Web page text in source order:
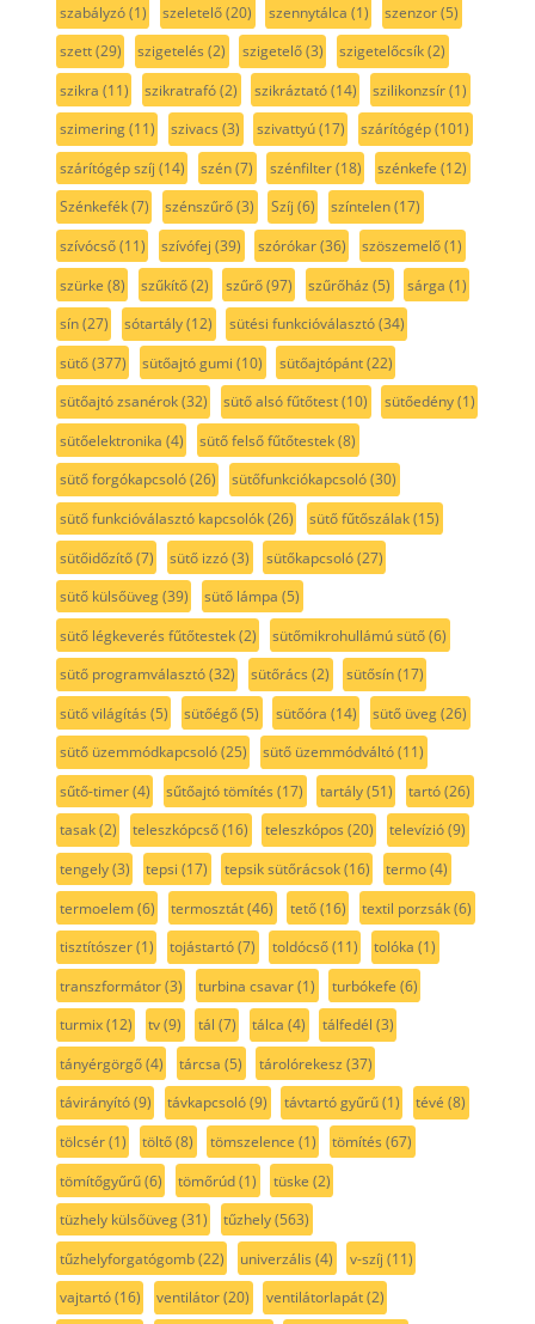
szabályzó(1) szeletelő(20) szennytálca (1) szenzor(5)
szett(29) szigetelés (2) szigetelő(3) szigetelőcsík(2)
szikra (11) szikratrafó(2) szikráztató(14) szilikonzsír(1)
szimering(11) szivacs (3) szivattyú(17) szárítógép(101)
szárítógép szíj (14) szén(7) szénfilter(18) szénkefe (12)
Szénkefék(7) szénszűrő(3) Szíj (6) színtelen(17)
szívócső(11) szívófej (39) szórókar(36) szöszemelő(1)
szürke (8) szűkítő(2) szűrő(97) szűrőház (5) sárga (1)
sín(27) sótartály(12) sütési funkcióválasztó(34)
sütő(377) sütőajtó gumi (10) sütőajtópánt(22)
sütőajtó zsanérok(32) sütő alsó fűtőtest(10) sütőedény(1)
sütőelektronika (4) sütő felső fűtőtestek(8)
sütő forgókapcsoló(26) sütőfunkciókapcsoló(30)
sütő funkcióválasztó kapcsolók(26) sütő fűtőszálak(15)
sütőidőzítő(7) sütő izzó(3) sütőkapcsoló(27)
sütő külsőüveg(39) sütő lámpa (5)
sütő légkeverés fűtőtestek(2) sütőmikrohullámú sütő(6)
sütő programválasztó(32) sütőrács (2) sütősín(17)
sütő világítás (5) sütőégő(5) sütőóra (14) sütő üveg(26)
sütő üzemmódkapcsoló(25) sütő üzemmódváltó(11)
sűtő-timer(4) sűtőajtó tömítés (17) tartály(51) tartó(26)
tasak(2) teleszkópcső(16) teleszkópos (20) televízió(9)
tengely(3) tepsi (17) tepsik sütőrácsok(16) termo(4)
termoelem(6) termosztát(46) tető(16) textil porzsák(6)
tisztítószer(1) tojástartó(7) toldócső(11) tolóka (1)
transzformátor(3) turbina csavar(1) turbókefe (6)
turmix(12) tv(9) tál (7) tálca (4) tálfedél (3)
tányérgörgő(4) tárcsa (5) tárolórekesz (37)
távirányító(9) távkapcsoló(9) távtartó gyűrű(1) tévé (8)
tölcsér(1) töltő(8) tömszelence (1) tömítés (67)
tömítőgyűrű(6) tömőrúd(1) tüske (2)
tüzhely külsőüveg(31) tűzhely(563)
tűzhelyforgatógomb(22) univerzális (4) v-szíj (11)
vajtartó(16) ventilátor(20) ventilátorlapát(2)